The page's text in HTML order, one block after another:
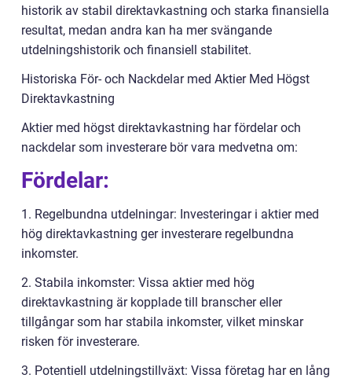
historik av stabil direktavkastning och starka finansiella
resultat, medan andra kan ha mer svängande
utdelningshistorik och finansiell stabilitet.
Historiska För- och Nackdelar med Aktier Med Högst
Direktavkastning
Aktier med högst direktavkastning har fördelar och
nackdelar som investerare bör vara medvetna om:
Fördelar:
1. Regelbundna utdelningar: Investeringar i aktier med
hög direktavkastning ger investerare regelbundna
inkomster.
2. Stabila inkomster: Vissa aktier med hög
direktavkastning är kopplade till branscher eller
tillgångar som har stabila inkomster, vilket minskar
risken för investerare.
3. Potentiell utdelningstillväxt: Vissa företag har en lång